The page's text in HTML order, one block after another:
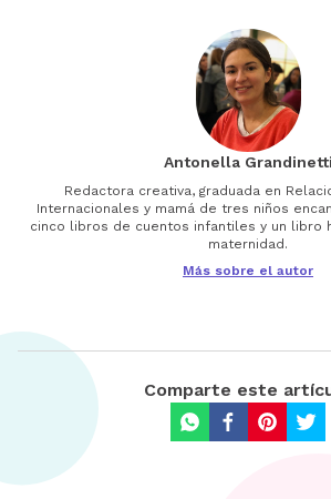
Antonella Grandinetti
Redactora creativa, graduada en
Internacionales y mamá de tres niños
cinco libros de cuentos infantiles y un libro
maternidad.
Más sobre el autor
Comparte este